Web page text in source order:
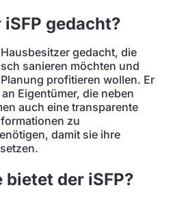
gedacht?
gedacht, die
sanieren möchten und
profitieren wollen. Er
Eigentümer, die neben
auch eine transparente
zu
damit sie ihre
der iSFP?